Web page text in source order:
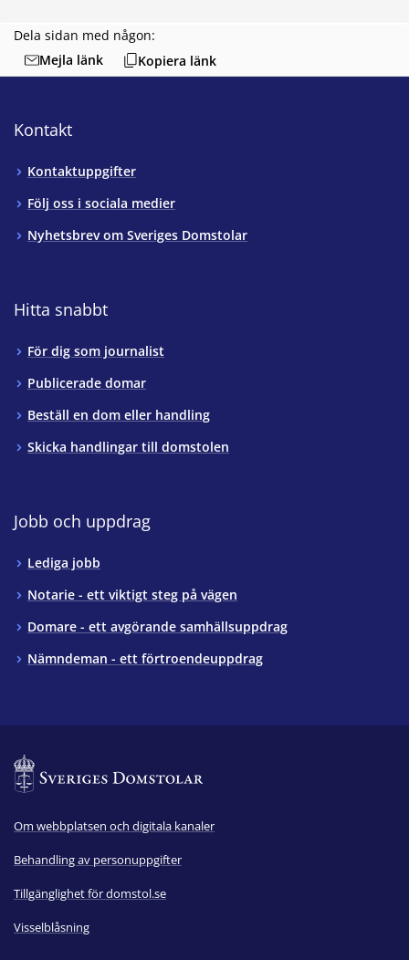
Dela sidan med någon:
Mejla länk
Kopiera länk
Kontakt
Kontaktuppgifter
Följ oss i sociala medier
Nyhetsbrev om Sveriges Domstolar
Hitta snabbt
För dig som journalist
Publicerade domar
Beställ en dom eller handling
Skicka handlingar till domstolen
Jobb och uppdrag
Lediga jobb
Notarie - ett viktigt steg på vägen
Domare - ett avgörande samhällsuppdrag
Nämndeman - ett förtroendeuppdrag
Om webbplatsen och digitala kanaler
Behandling av personuppgifter
Tillgänglighet för domstol.se
Visselblåsning